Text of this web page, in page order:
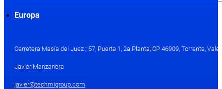
Europa
Carretera Masía del Juez ; 57, Puerta 1, 2a Planta, CP 46909, Torrente,
Javier Manzanera
javier@techmigroup.com